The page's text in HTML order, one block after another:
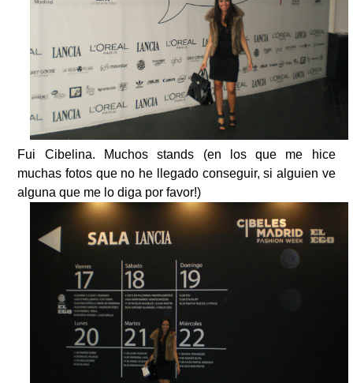
Fui Cibelina. Muchos stands (en los que me hice
muchas fotos que no he llegado conseguir, si alguien ve
alguna que me lo diga por favor!)